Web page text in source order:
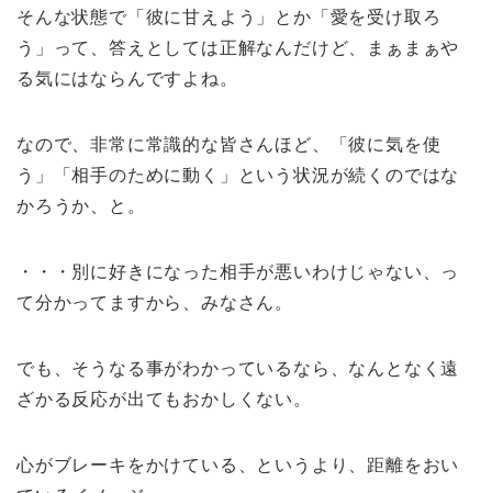
そんな状態で「彼に甘えよう」とか「愛を受け取ろ
う」って、答えとしては正解なんだけど、まぁまぁや
る気にはならんですよね。
なので、非常に常識的な皆さんほど、「彼に気を使
う」「相手のために動く」という状況が続くのではな
かろうか、と。
・・・別に好きになった相手が悪いわけじゃない、っ
て分かってますから、みなさん。
でも、そうなる事がわかっているなら、なんとなく遠
ざかる反応が出てもおかしくない。
心がブレーキをかけている、というより、距離をおい